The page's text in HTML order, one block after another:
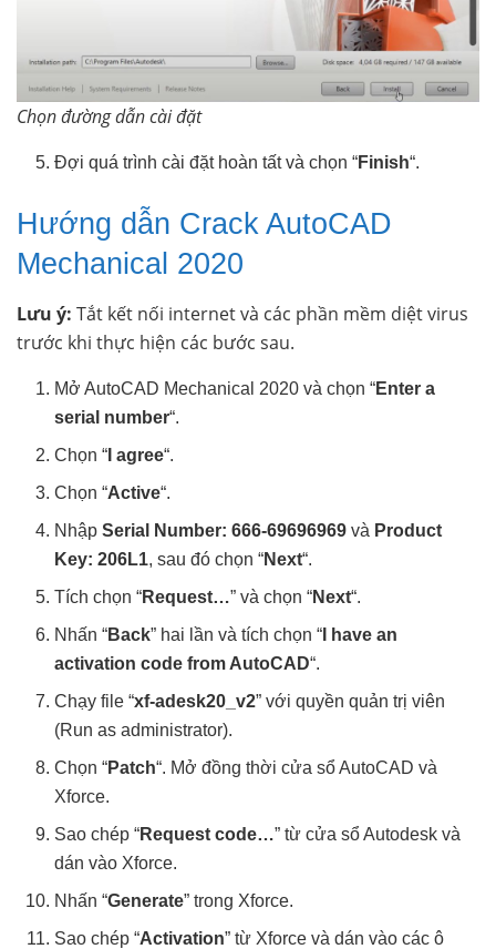
Chọn đường dẫn cài đặt
Đợi quá trình cài đặt hoàn tất và chọn “Finish“.
Hướng dẫn Crack AutoCAD
Mechanical 2020
Lưu ý: Tắt kết nối internet và các phần mềm diệt virus
trước khi thực hiện các bước sau.
Mở AutoCAD Mechanical 2020 và chọn “Enter a
serial number“.
Chọn “ I agree“.
Chọn “Active“.
NhậpSerial Number: 666-69696969 và Product
Key: 206L1, sau đó chọn “Next“.
Tích chọn “Request…” và chọn “Next“.
Nhấn “Back” hai lần và tích chọn “ I have an
activation code from AutoCAD“.
Chạy file “xf-adesk20_v2” với quyền quản trị viên
(Run as administrator).
Chọn “Patch“. Mở đồng thời cửa sổ AutoCAD và
Xforce.
Sao chép “Request code…” từ cửa sổ Autodesk và
dán vào Xforce.
Nhấn “Generate” trong Xforce.
Sao chép “Activation” từ Xforce và dán vào các ô